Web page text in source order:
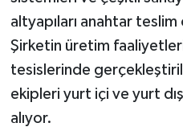
altyapıları anahtar
Şirketin üretim
tesislerinde
ekipleri yurt içi ve yurt
alıyor.